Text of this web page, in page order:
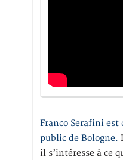
Franco Serafini est
public de Bologne.
il s’intéresse à ce